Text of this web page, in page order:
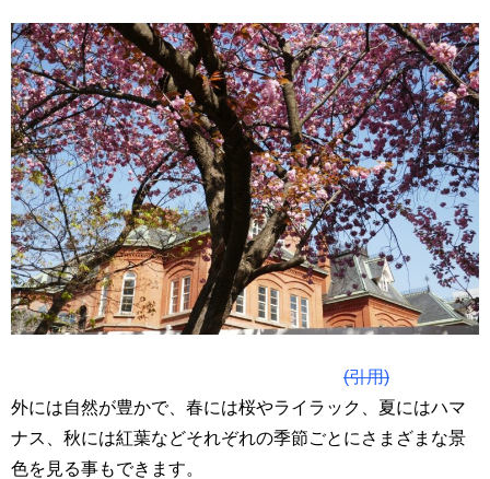
(引用)
外には自然が豊かで、春には桜やライラック、夏にはハマ
ナス、秋には紅葉などそれぞれの季節ごとにさまざまな景
色を見る事もできます。